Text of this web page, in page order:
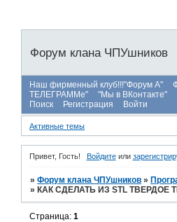
Форум клана ЧПУшников
Наш фирменный клуб!!!"Форум А"
ТЕЛЕГРАММе"
"Мы в ВКонтакте"
Поиск
Регистрация Войти
Активные темы
Привет, Гость! Войдитеили
»Форум клана ЧПУшников »
» КАК СДЕЛАТЬ ИЗ STL ТВЕРДОЕ
Страница:1